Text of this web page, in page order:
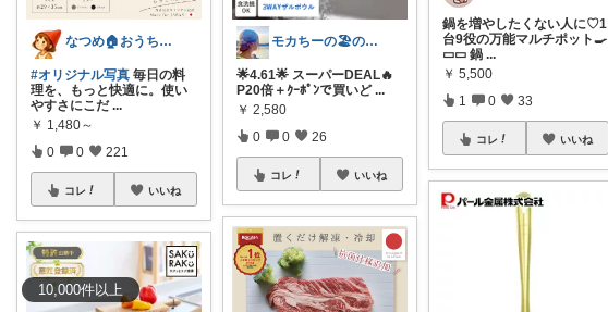
10,000件以上
なつめ🏠️おうち時間大好き
#オリジナル写真 毎日の料
理を、もっと快適に。使い
やすさにこだ ...
￥ 1,480～
0 0 221
コレ いいね
モカちーの🏖️のんびりライフ🐈✨
🌟4.61🌟 スーパーDEAL🔥
P20倍＋ｸｰﾎﾟﾝで買いど ...
￥ 2,580
0 0 26
コレ いいね
鍋を増やしたくない人に♡1
台9役の万能マルチポット🍳
▭▭ 鍋 ...
￥ 5,500
1 0 33
コレ いいね